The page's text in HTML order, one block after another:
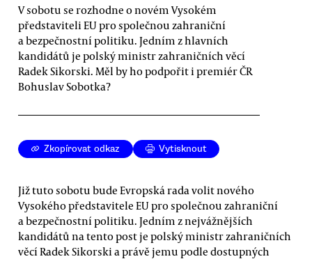
V sobotu se rozhodne o novém Vysokém
představiteli EU pro společnou zahraniční
a bezpečnostní politiku. Jedním z hlavních
kandidátů je polský ministr zahraničních věcí
Radek Sikorski. Měl by ho podpořit i premiér ČR
Bohuslav Sobotka?
Zkopírovat odkaz Vytisknout
Již tuto sobotu bude Evropská rada volit nového
Vysokého představitele EU pro společnou zahraniční
a bezpečnostní politiku. Jedním z nejvážnějších
kandidátů na tento post je polský ministr zahraničních
věcí Radek Sikorski a právě jemu podle dostupných